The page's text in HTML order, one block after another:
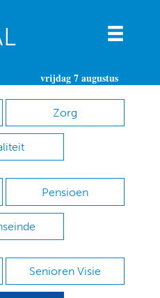
vrijdag 7 augustus
Zorg
Pensioen
Senioren Visie